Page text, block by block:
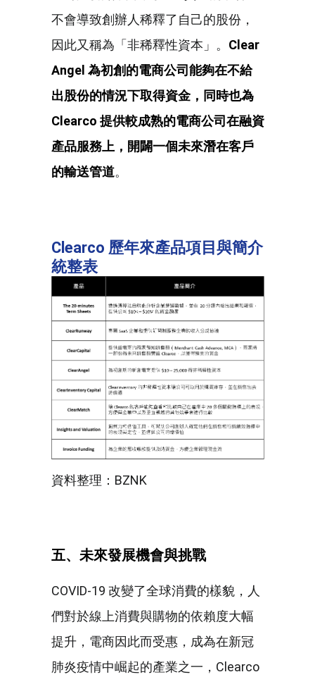
不會導致創辦人稀釋了自己的股份，
因此又稱為「非稀釋性資本」。 Clear
Angel 為初創的電商公司能夠在不給
出股份的情況下取得資金，同時也為
Clearco 提供較成熟的電商公司在融資
產品服務上，開闢一個未來潛在客戶
的輸送管道。
Clearco 歷年來產品項目與簡介
統整表
資料整理：BZNK
五、未來發展機會與挑戰
COVID-19 改變了全球消費的樣貌，人
們對於線上消費與購物的依賴度大幅
提升，電商因此而受惠，成為在新冠
肺炎疫情中崛起的產業之一，Clearco